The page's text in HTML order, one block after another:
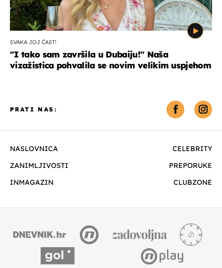
SVAKA JOJ ČAST!
"I tako sam završila u Dubaiju!" Naša
vizažistica pohvalila se novim velikim uspjehom
NASLOVNICA
CELEBRITY
ZANIMLJIVOSTI
PREPORUKE
INMAGAZIN
CLUBZONE
PRATI NAS: